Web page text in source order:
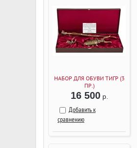
НАБОР ДЛЯ ОБУВИ ТИГР (3
ПР.)
16 500р.
Добавить к
сравнению